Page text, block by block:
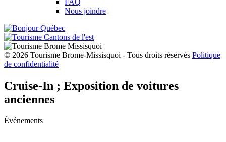
Nous joindre
© 2026 Tourisme Brome-Missisquoi - Tous droits réservés Politique
de confidentialité
Cruise-In ; Exposition de voitures
anciennes
Événements